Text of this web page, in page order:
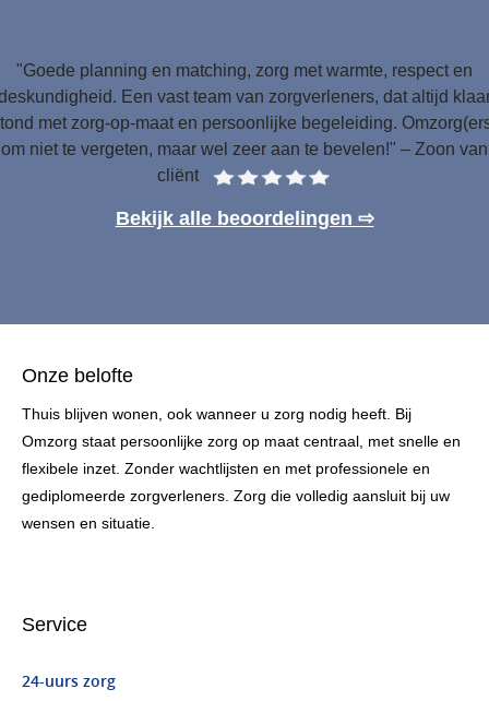
"Goede planning en matching, zorg met warmte, respect en
Een vast team van zorgverleners, dat altijd
met zorg-op-maat en persoonlijke begeleiding.
om niet te vergeten, maar wel zeer aan te bevelen!" – Zoon van
cliënt
Bekijk alle beoordelingen ⇨
Onze belofte
Thuis blijven wonen, ook wanneer u zorg nodig heeft. Bij
Omzorg staat persoonlijke zorg op maat centraal, met snelle en
flexibele inzet. Zonder wachtlijsten en met professionele en
gediplomeerde zorgverleners. Zorg die volledig aansluit bij uw
wensen en situatie.
Service
24-uurs zorg